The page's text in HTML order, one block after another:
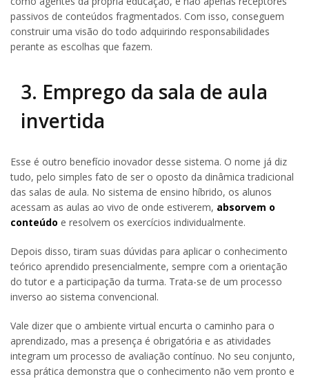
passivos de conteúdos fragmentados. Com isso, conseguem
construir uma visão do todo adquirindo responsabilidades
perante as escolhas que fazem.
3. Emprego da sala de aula
invertida
Esse é outro benefício inovador desse sistema. O nome já diz
tudo, pelo simples fato de ser o oposto da dinâmica tradicional
das salas de aula. No sistema de ensino híbrido, os alunos
acessam as aulas ao vivo de onde estiverem, absorvem o
conteúdo e resolvem os exercícios individualmente.
Depois disso, tiram suas dúvidas para aplicar o conhecimento
teórico aprendido presencialmente, sempre com a orientação
do tutor e a participação da turma. Trata-se de um processo
inverso ao sistema convencional.
Vale dizer que o ambiente virtual encurta o caminho para o
aprendizado, mas a presença é obrigatória e as atividades
integram um processo de avaliação contínuo. No seu conjunto,
essa prática demonstra que o conhecimento não vem pronto e